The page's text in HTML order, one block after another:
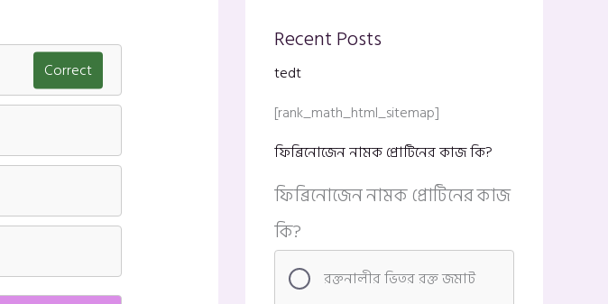
Correct
Recent Posts
tedt
[rank_math_html_sitemap]
ফিব্রিনোজেন নামক প্রোটিনের কাজ কি?
ফিব্রিনোজেন নামক প্রোটিনের কাজ
কি?
রক্তনালীর ভিতর রক্ত জমাট